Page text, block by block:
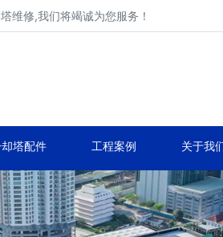
维修,我们将竭诚为您服务！
塔配件 工程案例 关于我